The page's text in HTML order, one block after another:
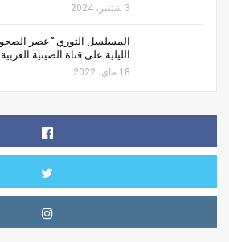
3 شتنبر، 2024
المسلسل الثوري “عصر
الليلية على قناة الصينية العربية
18 ماي، 2022